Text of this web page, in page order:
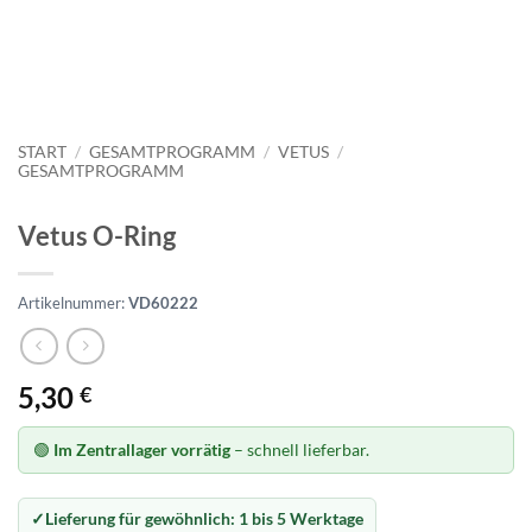
START / GESAMTPROGRAMM / VETUS /
GESAMTPROGRAMM
Vetus O-Ring
Artikelnummer:VD60222
5,30 €
🟢 Im Zentrallager vorrätig – schnell lieferbar.
Lieferung für gewöhnlich: 1 bis 5 Werktage